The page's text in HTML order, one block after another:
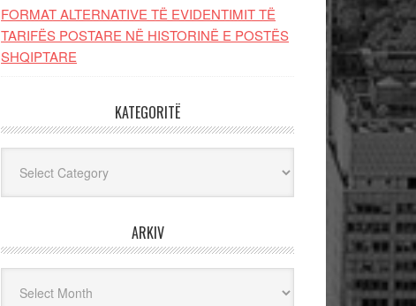
FORMAT ALTERNATIVE TË EVIDENTIMIT TË
TARIFËS POSTARE NË HISTORINË E POSTËS
SHQIPTARE
KATEGORITË
ARKIV